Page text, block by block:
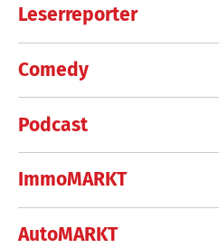
Leserreporter
Comedy
Podcast
ImmoMARKT
AutoMARKT